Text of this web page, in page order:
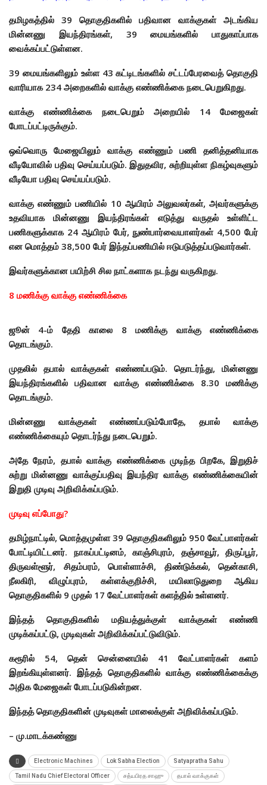
தமிழகத்தில் 39 தொகுதிகளில் பதிவான வாக்குகள் அடங்கிய
மின்னணு இயந்திரங்கள், 39 மையங்களில் பாதுகாப்பாக
வைக்கப்பட்டுள்ளன.
39 மையங்களிலும் உள்ள 43 கட்டிடங்களில் சட்டப்பேரவைத் தொகுதி
வாரியாக 234 அறைகளில் வாக்கு எண்ணிக்கை நடைபெறுகிறது.
வாக்கு எண்ணிக்கை நடைபெறும் அறையில் 14 மேஜைகள்
போடப்பட்டிருக்கும்.
ஒவ்வொரு மேஜையிலும் வாக்கு எண்ணும் பணி தனித்தனியாக
வீடியோவில் பதிவு செய்யப்படும். இதுதவிர, சுற்றியுள்ள நிகழ்வுகளும்
வீடியோ பதிவு செய்யப்படும்.
வாக்கு எண்ணும் பணியில் 10 ஆயிரம் அலுவலர்கள், அவர்களுக்கு
உதவியாக மின்னணு இயந்திரங்கள் எடுத்து வருதல் உள்ளிட்ட
பணிகளுக்காக 24 ஆயிரம் பேர், நுண்பார்வையாளர்கள் 4,500 பேர்
என மொத்தம் 38,500 பேர் இந்தப்பணியில் ஈடுபடுத்தப்படுவார்கள்.
இவர்களுக்கான பயிற்சி சில நாட்களாக நடந்து வருகிறது.
8 மணிக்கு வாக்கு எண்ணிக்கை
ஜூன் 4-ம் தேதி காலை 8 மணிக்கு வாக்கு எண்ணிக்கை
தொடங்கும்.
முதலில் தபால் வாக்குகள் எண்ணப்படும். தொடர்ந்து, மின்னணு
இயந்திரங்களில் பதிவான வாக்கு எண்ணிக்கை 8.30 மணிக்கு
தொடங்கும்.
மின்னணு வாக்குகள் எண்ணப்படும்போதே, தபால் வாக்கு
எண்ணிக்கையும் தொடர்ந்து நடைபெறும்.
அதே நேரம், தபால் வாக்கு எண்ணிக்கை முடிந்த பிறகே, இறுதிச்
சுற்று மின்னணு வாக்குப்பதிவு இயந்திர வாக்கு எண்ணிக்கையின்
இறுதி முடிவு அறிவிக்கப்படும்.
முடிவு எப்போது?
தமிழ்நாட்டில், மொத்தமுள்ள 39 தொகுதிகளிலும் 950 வேட்பாளர்கள்
போட்டியிட்டனர். நாகப்பட்டினம், காஞ்சிபுரம், தஞ்சாவூர், திருப்பூர்,
திருவள்ளூர், சிதம்பரம், பொள்ளாச்சி, திண்டுக்கல், தென்காசி,
நீலகிரி, விழுப்புரம், கள்ளக்குறிச்சி, மயிலாடுதுறை ஆகிய
தொகுதிகளில் 9 முதல் 17 வேட்பாளர்கள் களத்தில் உள்ளனர்.
இந்தத் தொகுதிகளில் மதியத்துக்குள் வாக்குகள் எண்ணி
முடிக்கப்பட்டு, முடிவுகள் அறிவிக்கப்பட்டுவிடும்.
கரூரில் 54, தென் சென்னையில் 41 வேட்பாளர்கள் களம்
இறங்கியுள்ளனர்.இந்தத் தொகுதிகளில் வாக்கு எண்ணிக்கைக்கு
அதிக மேஜைகள் போடப்படுகின்றன.
இந்தத் தொகுதிகளின் முடிவுகள் மாலைக்குள் அறிவிக்கப்படும்.
– மு.மாடக்கண்ணு
Electronic Machines Lok Sabha Election Satyapratha Sahu
Tamil Nadu Chief Electoral Officer சத்யபிரத சாஹு தபால் வாக்குகள்